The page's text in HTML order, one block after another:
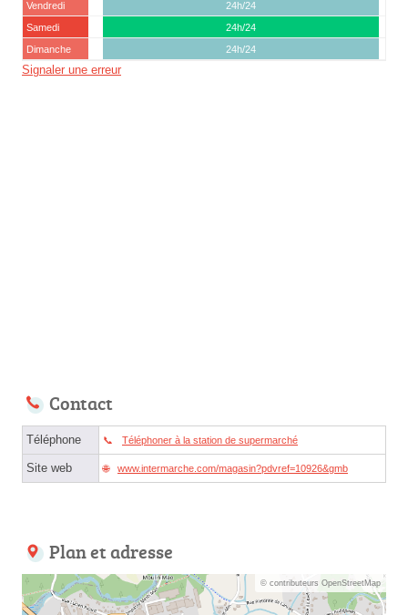
Vendredi
24h/24
Samedi
24h/24
Dimanche
24h/24
Signaler une erreur
Contact
Téléphone Téléphoner à la station de supermarché
Site web www.intermarche.com/magasin?pdvref=10926&gmb
Plan et adresse
© contributeurs OpenStreetMap